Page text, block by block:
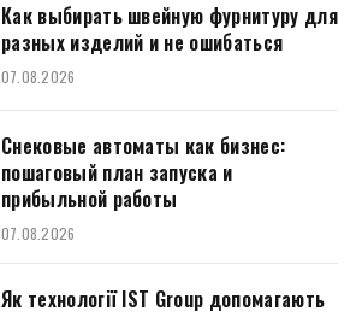
Как выбирать швейную фурнитуру для
разных изделий и не ошибаться
07.08.2026
Снековые автоматы как бизнес:
пошаговый план запуска и
прибыльной работы
07.08.2026
Як технології IST Group допомагають